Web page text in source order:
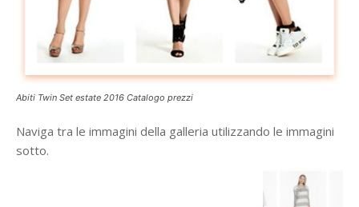
Abiti Twin Set estate 2016 Catalogo prezzi
Naviga tra le immagini della galleria utilizzando le immagini
sotto.